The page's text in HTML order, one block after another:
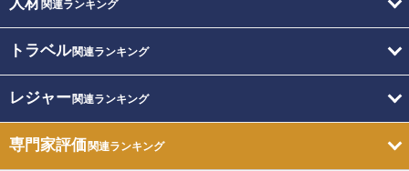
関連ランキング
トラベル関連ランキング
レジャー関連ランキング
専門家評価関連ランキング